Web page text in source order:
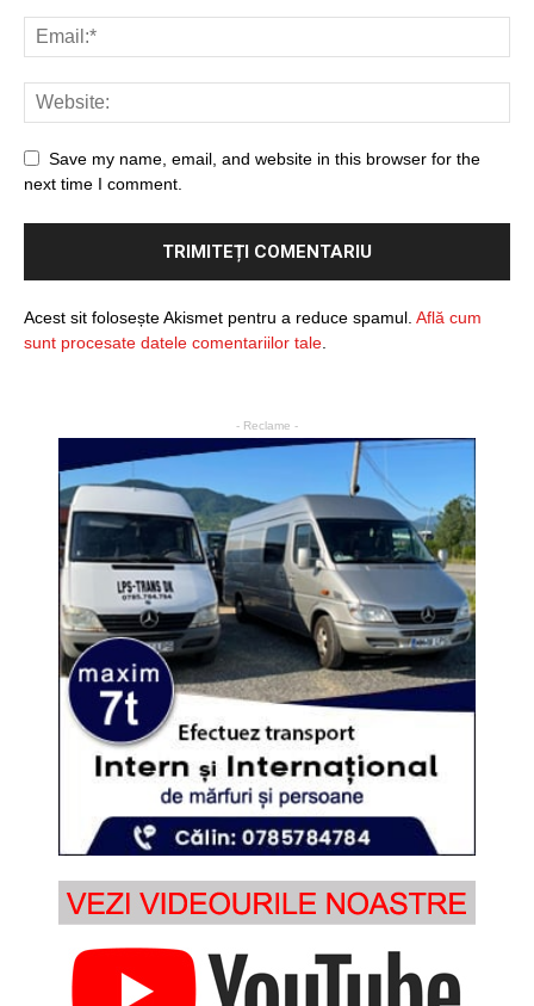
Save my name, email, and website in this browser for the
next time I comment.
Acest sit folosește Akismet pentru a reduce spamul. Află cum
sunt procesate datele comentariilor tale
- Reclame -